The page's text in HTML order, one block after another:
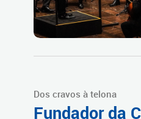
Dos cravos à telona
Fundador da